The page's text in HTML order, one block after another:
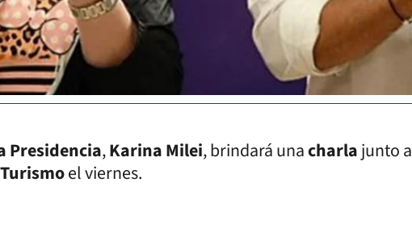
Presidencia,Karina Milei, brindará unacharlajunto a
el viernes.